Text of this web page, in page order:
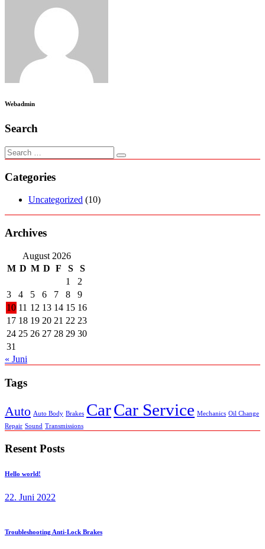
Webadmin
Search
Categories
Uncategorized (10)
Archives
August 2026
M D M D F S
S
1
2
3
4 5 6 7 8
9
10 11 12 13 14 15 16
17 18 19 20 21 22 23
24 25 26 27 28 29 30
31
« Juni
Tags
Auto Auto Body Brakes CarCar Service Mechanics Oil Change
Repair Sound Transmissions
Resent Posts
Hello world!
22. Juni 2022
Troubleshooting Anti-Lock Brakes